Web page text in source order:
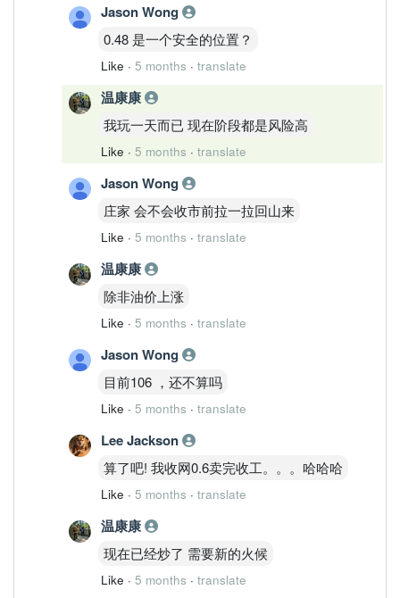
Jason Wong
0.48 是一个安全的位置？
Like · 5 months · translate
温康康
我玩一天而已 现在阶段都是风险高
Like · 5 months · translate
Jason Wong
庄家 会不会收市前拉一拉回山来
Like · 5 months · translate
温康康
除非油价上涨
Like · 5 months · translate
Jason Wong
目前106 ，还不算吗
Like · 5 months · translate
Lee Jackson
算了吧! 我收网0.6卖完收工。。。哈哈哈
Like · 5 months · translate
温康康
现在已经炒了 需要新的火候
Like · 5 months · translate